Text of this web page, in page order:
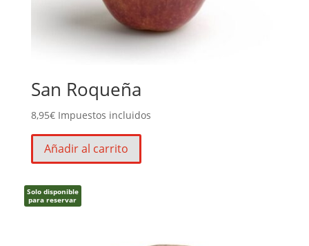
San Roqueña
8,95€ Impuestos incluidos
Añadir al carrito
Solo disponible
para reservar